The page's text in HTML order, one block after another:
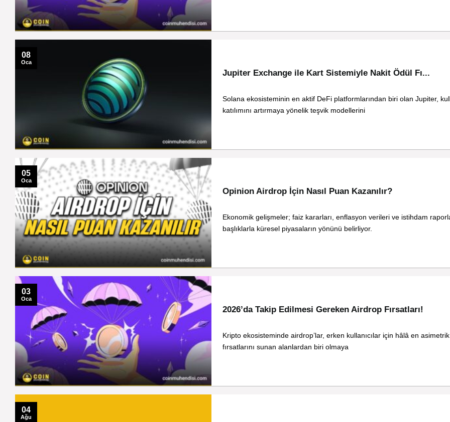
Jupiter Exchange ile Kart Sistemiyle Nakit Ödül Fı...
Solana ekosisteminin en aktif DeFi platformlarından biri olan Jupiter,
katılımını artırmaya yönelik teşvik modellerini
08
Oca
Opinion Airdrop İçin Nasıl Puan Kazanılır?
Ekonomik gelişmeler; faiz kararları, enflasyon verileri ve istihdam
başlıklarla küresel piyasaların yönünü belirliyor.
05
Oca
2026’da Takip Edilmesi Gereken Airdrop Fırsatları!
Kripto ekosisteminde airdrop’lar, erken kullanıcılar için hâlâ en
fırsatlarını sunan alanlardan biri olmaya
03
Oca
04
Ağu